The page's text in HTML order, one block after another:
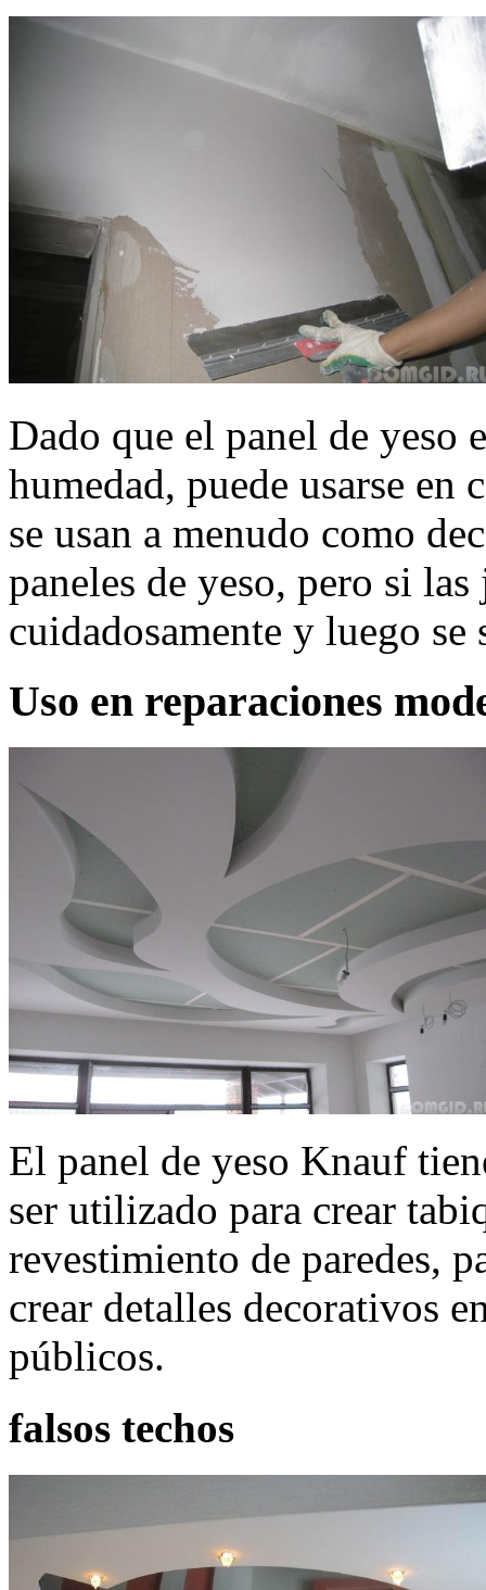
Dado que el panel de yeso
humedad, puede usarse en
se usan a menudo como
paneles de yeso, pero si
cuidadosamente y luego
Uso en reparaciones
El panel de yeso Knauf
ser utilizado para crear
revestimiento de paredes,
crear detalles decorativos
públicos.
falsos techos